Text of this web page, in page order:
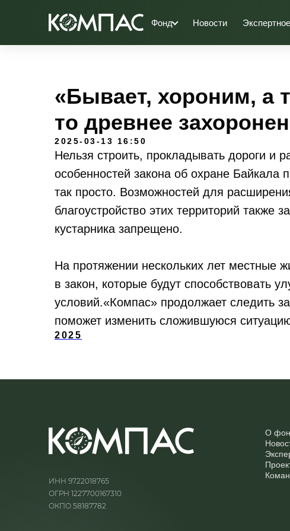
Фонд Новости
«Бывает, хороним, а
то древнее
2025-03-13 16:50
Нельзя строить, прокладывать дороги и
особенностей закона об охране Байкала
так просто. Возможностей для
благоустройство этих территорий также
кустарника запрещено.
На протяжении нескольких лет местные
в закон, которые будут способствовать
условий.«Компас» продолжает следить
поможет изменить сложившуюся
2025
ИНН 9722018765
ОГРН 1227700167310
ОКПО 58187782
О